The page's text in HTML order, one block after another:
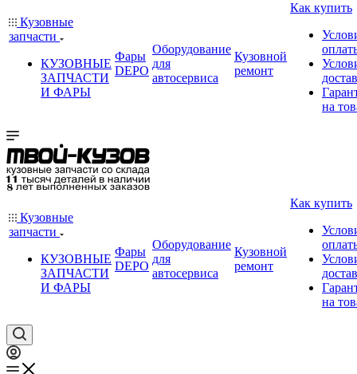
Кузовные
запчасти
КУЗОВНЫЕ
ЗАПЧАСТИ
И ФАРЫ
Фары
DEPO
Оборудование
для
автосервиса
Кузовной
ремонт
Как купить
на
Кузовные
запчасти
КУЗОВНЫЕ
ЗАПЧАСТИ
И ФАРЫ
Фары
DEPO
Оборудование
для
автосервиса
Кузовной
ремонт
Как купить
на